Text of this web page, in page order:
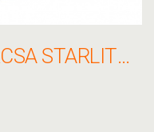
ALLIGATOR FÉKTÁRCSA STARLITE PIROS 203MM HKR20